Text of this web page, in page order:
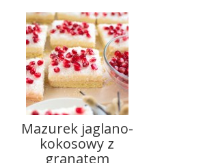
Mazurek jaglano-
kokosowy z
granatem